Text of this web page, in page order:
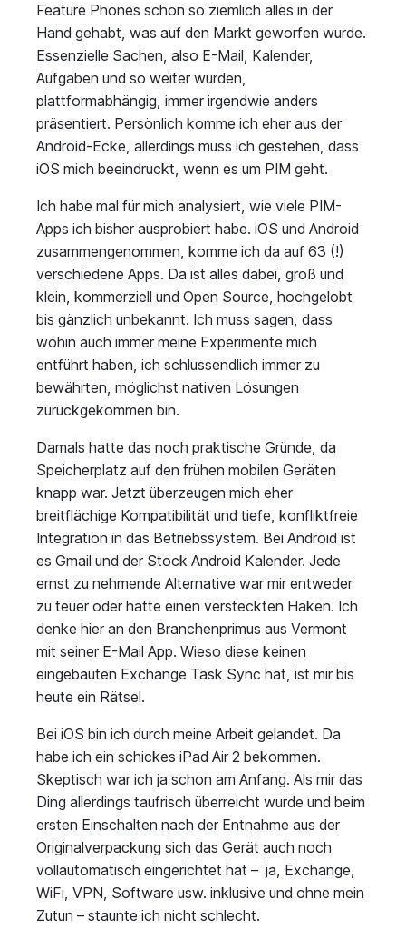
Feature Phones schon so ziemlich alles in der
Hand gehabt, was auf den Markt geworfen wurde.
Essenzielle Sachen, also E-Mail, Kalender,
Aufgaben und so weiter wurden,
plattformabhängig, immer irgendwie anders
präsentiert. Persönlich komme ich eher aus der
Android-Ecke, allerdings muss ich gestehen, dass
iOS mich beeindruckt, wenn es um PIM geht.
Ich habe mal für mich analysiert, wie viele PIM-
Apps ich bisher ausprobiert habe. iOS und Android
zusammengenommen, komme ich da auf 63 (!)
verschiedene Apps. Da ist alles dabei, groß und
klein, kommerziell und Open Source, hochgelobt
bis gänzlich unbekannt. Ich muss sagen, dass
wohin auch immer meine Experimente mich
entführt haben, ich schlussendlich immer zu
bewährten, möglichst nativen Lösungen
zurückgekommen bin.
Damals hatte das noch praktische Gründe, da
Speicherplatz auf den frühen mobilen Geräten
knapp war. Jetzt überzeugen mich eher
breitflächige Kompatibilität und tiefe, konfliktfreie
Integration in das Betriebssystem. Bei Android ist
es Gmail und der Stock Android Kalender. Jede
ernst zu nehmende Alternative war mir entweder
zu teuer oder hatte einen versteckten Haken. Ich
denke hier an den Branchenprimus aus Vermont
mit seiner E-Mail App. Wieso diese keinen
eingebauten Exchange Task Sync hat, ist mir bis
heute ein Rätsel.
Bei iOS bin ich durch meine Arbeit gelandet. Da
habe ich ein schickes iPad Air 2 bekommen.
Skeptisch war ich ja schon am Anfang. Als mir das
Ding allerdings taufrisch überreicht wurde und beim
ersten Einschalten nach der Entnahme aus der
Originalverpackung sich das Gerät auch noch
vollautomatisch eingerichtet hat – ja, Exchange,
WiFi, VPN, Software usw. inklusive und ohne mein
Zutun – staunte ich nicht schlecht.